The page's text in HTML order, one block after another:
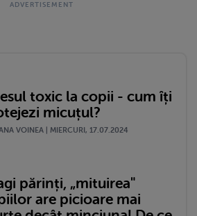
toxic la copii - cum îți
micuțul?
VOINEA | MIERCURI, 17.07.2024
părinți, „mituirea"
are picioare mai